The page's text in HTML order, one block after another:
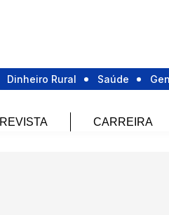
Dinheiro Rural Saúde
REVISTA CARREIRA